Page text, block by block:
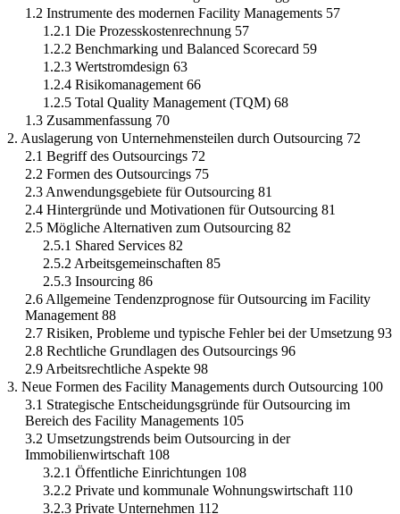
1.2 Instrumente des modernen Facility Managements 57
1.2.1 Die Prozesskostenrechnung 57
1.2.2 Benchmarking und Balanced Scorecard 59
1.2.3 Wertstromdesign 63
1.2.4 Risikomanagement 66
1.2.5 Total Quality Management (TQM) 68
1.3 Zusammenfassung 70
2. Auslagerung von Unternehmensteilen durch Outsourcing 72
2.1 Begriff des Outsourcings 72
2.2 Formen des Outsourcings 75
2.3 Anwendungsgebiete für Outsourcing 81
2.4 Hintergründe und Motivationen für Outsourcing 81
2.5 Mögliche Alternativen zum Outsourcing 82
2.5.1 Shared Services 82
2.5.2 Arbeitsgemeinschaften 85
2.5.3 Insourcing 86
2.6 Allgemeine Tendenzprognose für Outsourcing im Facility
Management 88
2.7 Risiken, Probleme und typische Fehler bei der Umsetzung 93
2.8 Rechtliche Grundlagen des Outsourcings 96
2.9 Arbeitsrechtliche Aspekte 98
3. Neue Formen des Facility Managements durch Outsourcing 100
3.1 Strategische Entscheidungsgründe für Outsourcing im
Bereich des Facility Managements 105
3.2 Umsetzungstrends beim Outsourcing in der
Immobilienwirtschaft 108
3.2.1 Öffentliche Einrichtungen 108
3.2.2 Private und kommunale Wohnungswirtschaft 110
3.2.3 Private Unternehmen 112